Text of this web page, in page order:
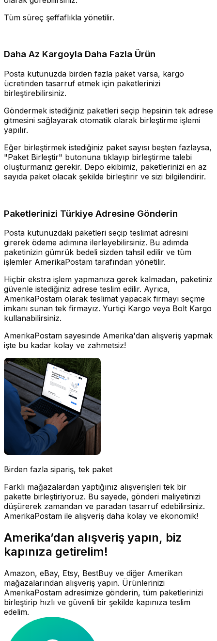
Tüm süreç şeffaflıkla yönetilir.
Daha Az Kargoyla Daha Fazla Ürün
Posta kutunuzda birden fazla paket varsa, kargo
ücretinden tasarruf etmek için paketlerinizi
birleştirebilirsiniz.
Göndermek istediğiniz paketleri seçip hepsinin tek adrese
gitmesini sağlayarak otomatik olarak birleştirme işlemi
yapılır.
Eğer birleştirmek istediğiniz paket sayısı beşten fazlaysa,
"Paket Birleştir" butonuna tıklayıp birleştirme talebi
oluşturmanız gerekir. Depo ekibimiz, paketlerinizi en az
sayıda paket olacak şekilde birleştirir ve sizi bilgilendirir.
Paketlerinizi Türkiye Adresine Gönderin
Posta kutunuzdaki paketleri seçip teslimat adresini
girerek ödeme adımına ilerleyebilirsiniz. Bu adımda
paketinizin gümrük bedeli sizden tahsil edilir ve tüm
işlemler AmerikaPostam tarafından yönetilir.
Hiçbir ekstra işlem yapmanıza gerek kalmadan, paketiniz
güvenle istediğiniz adrese teslim edilir. Ayrıca,
AmerikaPostam olarak teslimat yapacak firmayı seçme
imkanı sunan tek firmayız. Yurtiçi Kargo veya Bolt Kargo
kullanabilirsiniz.
AmerikaPostam sayesinde Amerika'dan alışveriş yapmak
işte bu kadar kolay ve zahmetsiz!
Birden fazla sipariş, tek paket
Farklı mağazalardan yaptığınız alışverişleri tek bir
pakette birleştiriyoruz. Bu sayede, gönderi maliyetinizi
düşürerek zamandan ve paradan tasarruf edebilirsiniz.
AmerikaPostam ile alışveriş daha kolay ve ekonomik!
Amerika’dan alışveriş yapın, biz
kapınıza getirelim!
Amazon, eBay, Etsy, BestBuy ve diğer Amerikan
mağazalarından alışveriş yapın. Ürünlerinizi
AmerikaPostam adresimize gönderin, tüm paketlerinizi
birleştirip hızlı ve güvenli bir şekilde kapınıza teslim
edelim.